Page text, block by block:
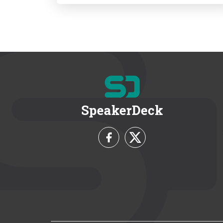
SpeakerDeck